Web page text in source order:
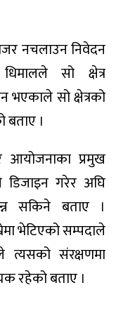
नचलाउन निवेदन
सो क्षेत्र
भएकाले सो क्षेत्रको
।
आयोजनाका प्रमुख
डिजाइन गरेर अघि
सकिने बताए ।
भेटिएको सम्पदाले
त्यसको संरक्षणमा
रहेको बताए ।